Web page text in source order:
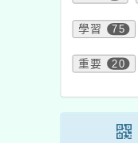
學習 75
重要 20